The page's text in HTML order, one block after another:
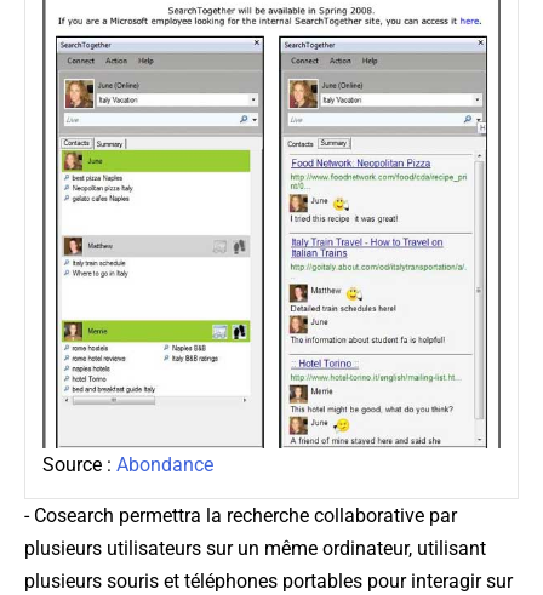
Source : Abondance
- Cosearch permettra la recherche collaborative par
plusieurs utilisateurs sur un même ordinateur, utilisant
plusieurs souris et téléphones portables pour interagir sur